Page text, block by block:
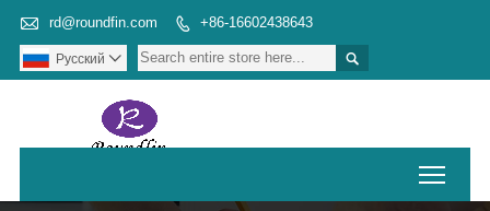
 rd@roundfin.com  +86-16602438643

Pусский 